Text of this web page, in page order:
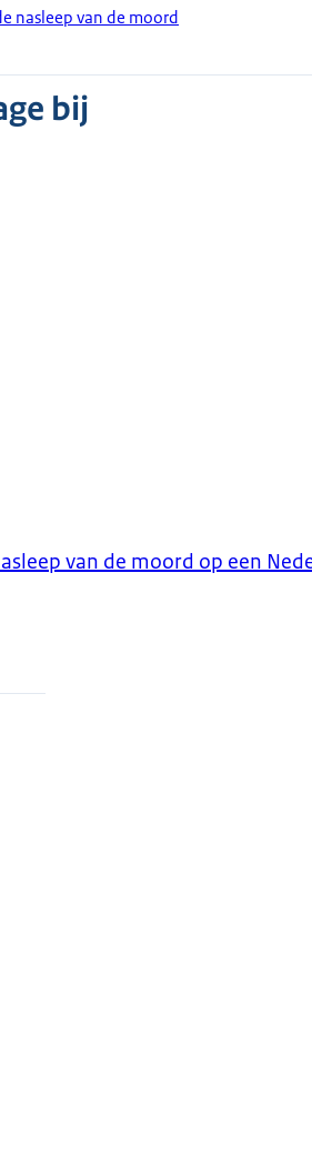
nasleep van de moord
bij
van de moord op een